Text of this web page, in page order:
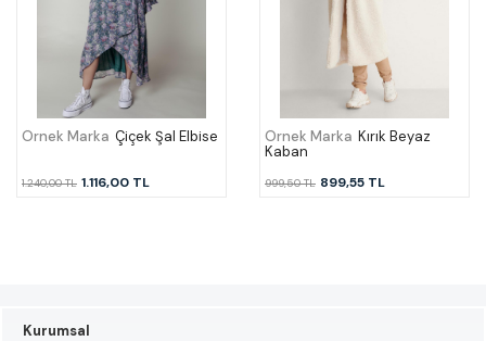
Örnek Marka Çiçek Şal Elbise
1.240,00 TL 1.116,00 TL
Örnek Marka Kırık Beyaz
Kaban
999,50 TL 899,55 TL
Kurumsal